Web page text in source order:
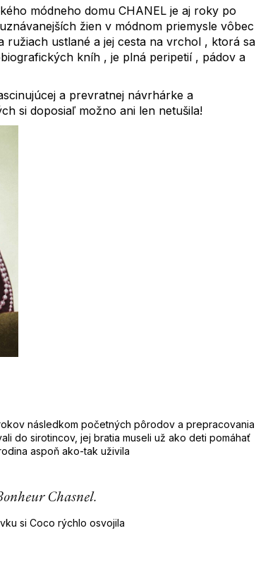
módneho domu CHANEL je aj roky po
žien v módnom priemysle vôbec
ružiach ustlané a jej cesta na vrchol , ktorá sa
kníh , je plná peripetií , pádov a
a prevratnej návrhárke a
si doposiaľ možno ani len netušila!
následkom početných pôrodov a prepracovania
do sirotincov, jej bratia museli už ako deti pomáhať
aspoň ako-tak uživila
Chasnel.
si Coco rýchlo osvojila